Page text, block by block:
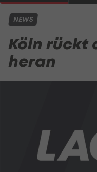
NEWS
Köln rückt
heran